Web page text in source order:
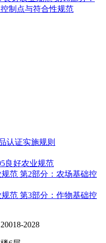
制点与符合性规范
认证实施规则
良好农业规范
规范 第2部分：农场基础控
规范 第3部分：作物基础控
2028